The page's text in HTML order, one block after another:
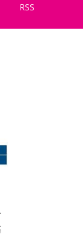
RSS